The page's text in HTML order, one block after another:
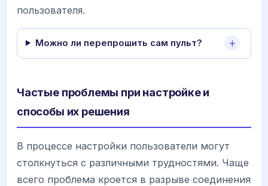
пользователя.
Можно ли перепрошить сам пульт?
Частые проблемы при настройке и
способы их решения
В процессе настройки пользователи могут
столкнуться с различными трудностями. Чаще
всего проблема кроется в разрыве соединения